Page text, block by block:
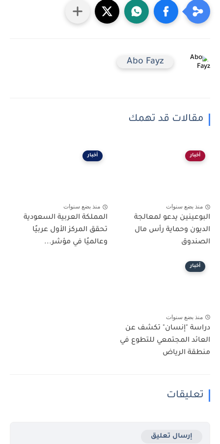
Abo Fayz
مقالات قد تهمك
أخبار
منذ بضع سنوات
البوعينين يدعو لمعالجة
الديون وحماية رأس مال
الصندوق
أخبار
منذ بضع سنوات
المملكة العربية السعودية
تحقق المركز الأول عربيًا
وعالميًا في مؤشر...
أخبار
منذ بضع سنوات
دراسة "إنسان" تكشف عن
العائد المجتمعي للتطوع في
منطقة الرياض
تعليقات
إرسال تعليق